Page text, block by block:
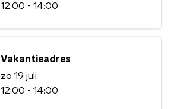
12:00 - 14:00
Vakantieadres
zo 19 juli
12:00 - 14:00